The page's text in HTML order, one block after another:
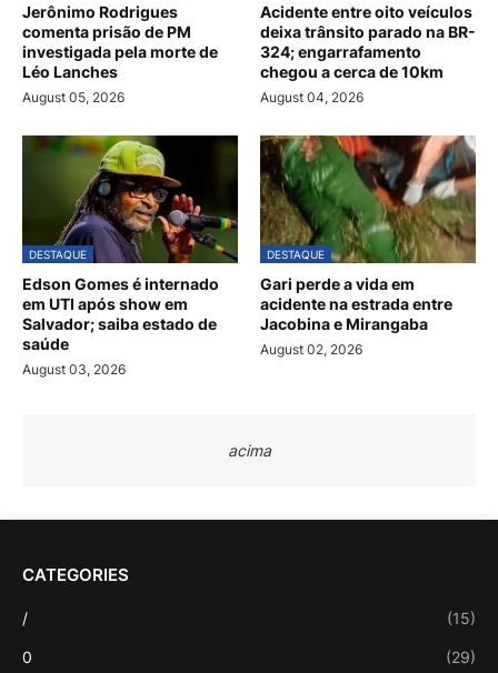
Jerônimo Rodrigues
comenta prisão de PM
investigada pela morte de
Léo Lanches
August 05, 2026
Acidente entre oito veículos
deixa trânsito parado na BR-
324; engarrafamento
chegou a cerca de 10km
August 04, 2026
DESTAQUE
Edson Gomes é internado
em UTI após show em
Salvador; saiba estado de
saúde
August 03, 2026
DESTAQUE
Gari perde a vida em
acidente na estrada entre
Jacobina e Mirangaba
August 02, 2026
acima
CATEGORIES
/ (15)
0 (29)